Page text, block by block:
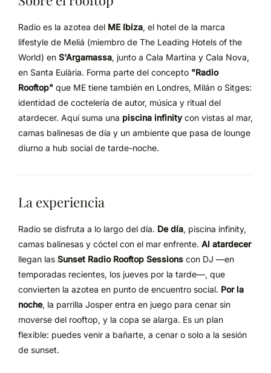
Radio es la azotea del ME Ibiza, el hotel de la marca
lifestyle de Meliá (miembro de The Leading Hotels of the
World) en S'Argamassa, junto a Cala Martina y Cala Nova,
en Santa Eulària. Forma parte del concepto "Radio
Rooftop" que ME tiene también en Londres, Milán o Sitges:
identidad de coctelería de autor, música y ritual del
atardecer. Aquí suma una piscina infinitycon vistas al mar,
camas balinesas de día y un ambiente que pasa de lounge
diurno a hub social de tarde-noche.
La experiencia
Radio se disfruta a lo largo del día. De día, piscina infinity,
camas balinesas y cóctel con el mar enfrente. Al atardecer
llegan las Sunset Radio Rooftop Sessionscon DJ —en
temporadas recientes, los jueves por la tarde—, que
convierten la azotea en punto de encuentro social. Por la
noche, la parrilla Josper entra en juego para cenar sin
moverse del rooftop, y la copa se alarga. Es un plan
flexible: puedes venir a bañarte, a cenar o solo a la sesión
de sunset.